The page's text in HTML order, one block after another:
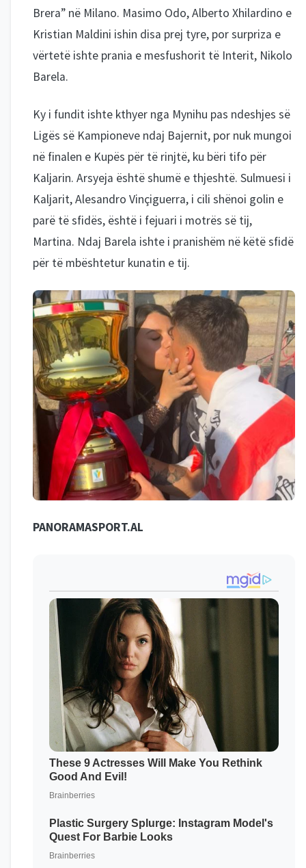
Brera” në Milano. Masimo Odo, Alberto Xhilardino e
Kristian Maldini ishin disa prej tyre, por surpriza e
vërtetë ishte prania e mesfushorit të Interit, Nikolo
Barela.
Ky i fundit ishte kthyer nga Mynihu pas ndeshjes së
Ligës së Kampioneve ndaj Bajernit, por nuk mungoi
në finalen e Kupës për të rinjtë, ku bëri tifo për
Kaljarin. Arsyeja është shumë e thjeshtë. Sulmuesi i
Kaljarit, Alesandro Vinçiguerra, i cili shënoi golin e
parë të sfidës, është i fejuari i motrës së tij,
Martina. Ndaj Barela ishte i pranishëm në këtë sfidë
për të mbështetur kunatin e tij.
PANORAMASPORT.AL